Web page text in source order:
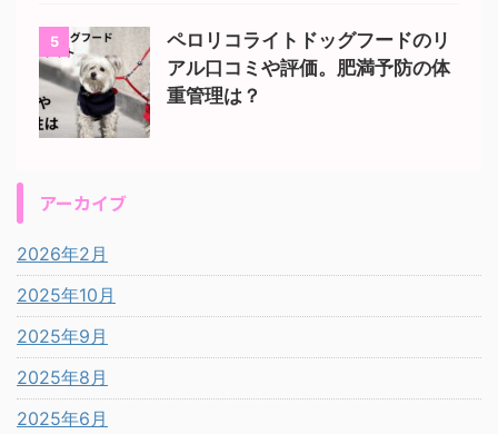
5
ペロリコライトドッグフードのリ
アル口コミや評価。肥満予防の体
重管理は？
アーカイブ
2026年2月
2025年10月
2025年9月
2025年8月
2025年6月